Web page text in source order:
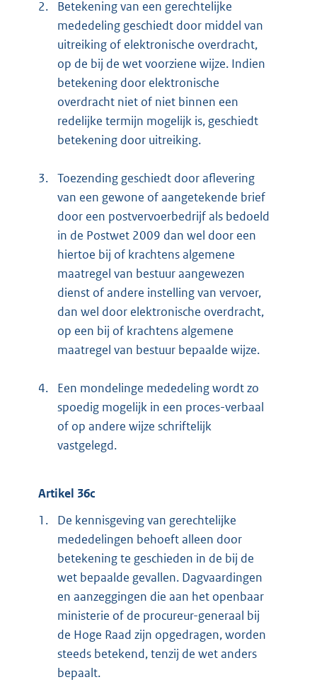
2.
Betekening van een gerechtelijke
mededeling geschiedt door middel van
uitreiking of elektronische overdracht,
op de bij de wet voorziene wijze. Indien
betekening door elektronische
overdracht niet of niet binnen een
redelijke termijn mogelijk is, geschiedt
betekening door uitreiking.
3. Toezending geschiedt door aflevering
van een gewone of aangetekende brief
door een postvervoerbedrijf als bedoeld
in de Postwet 2009 dan wel door een
hiertoe bij of krachtens algemene
maatregel van bestuur aangewezen
dienst of andere instelling van vervoer,
dan wel door elektronische overdracht,
op een bij of krachtens algemene
maatregel van bestuur bepaalde wijze.
4.
Een mondelinge mededeling wordt zo
spoedig mogelijk in een proces-verbaal
of op andere wijze schriftelijk
vastgelegd.
Artikel 36c
1.
De kennisgeving van gerechtelijke
mededelingen behoeft alleen door
betekening te geschieden in de bij de
wet bepaalde gevallen. Dagvaardingen
en aanzeggingen die aan het openbaar
ministerie of de procureur-generaal bij
de Hoge Raad zijn opgedragen, worden
steeds betekend, tenzij de wet anders
bepaalt.